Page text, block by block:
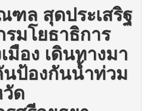
ล สุดประเสริฐ
มโยธาธิการ
มือง เดินทางมา
ป้องกันน้ำท่วม
ด